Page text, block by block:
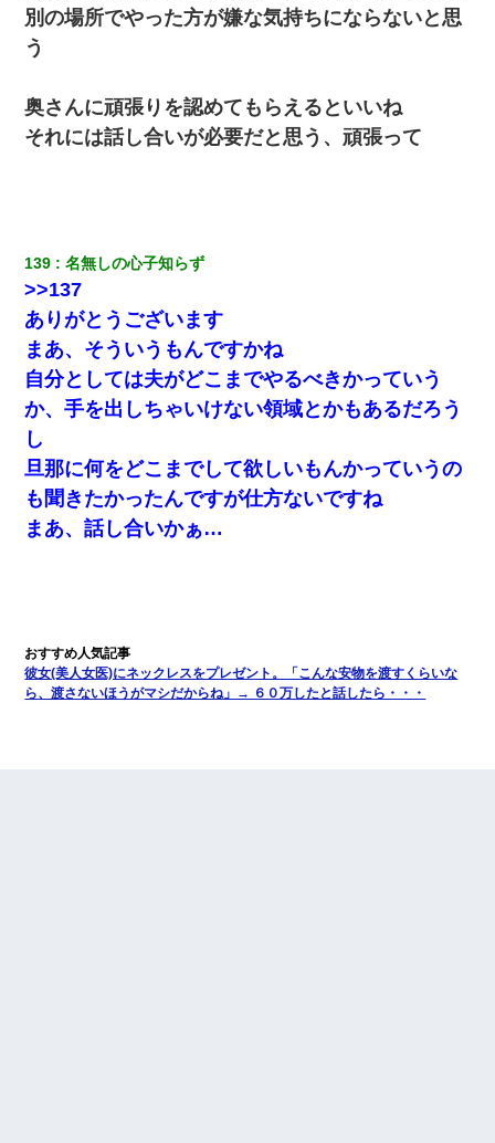
別の場所でやった方が嫌な気持ちにならないと思
う
奥さんに頑張りを認めてもらえるといいね
それには話し合いが必要だと思う、頑張って
139 名無しの心子知らず
>>137
ありがとうございます
まあ、そういうもんですかね
自分としては夫がどこまでやるべきかっていう
か、手を出しちゃいけない領域とかもあるだろう
し
旦那に何をどこまでして欲しいもんかっていうの
も聞きたかったんですが仕方ないですね
まあ、話し合いかぁ…
彼女(美人女医)にネックレスをプレゼント。「こんな安物を渡すくらいな
ら、渡さないほうがマシだからね」→ ６０万したと話したら・・・